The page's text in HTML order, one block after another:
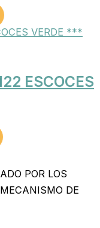
ESCOCES
POR LOS
DE